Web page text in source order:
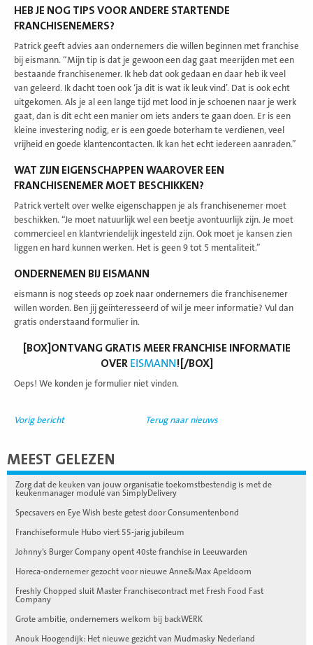
HEB JE NOG TIPS VOOR ANDERE STARTENDE
FRANCHISENEMERS?
Patrick geeft advies aan ondernemers die willen beginnen met franchise
bij eismann. “Mijn tip is dat je gewoon een dag gaat meerijden met een
bestaande franchisenemer. Ik heb dat ook gedaan en daar heb ik veel
van geleerd. Ik dacht toen ook ‘ja dit is wat ik leuk vind’. Dat is ook echt
uitgekomen. Als je al een lange tijd met lood in je schoenen naar je werk
gaat, dan is dit echt een manier om iets anders te gaan doen. Er is een
kleine investering nodig, er is een goede boterham te verdienen, veel
vrijheid en goede klantencontacten. Ik kan het echt iedereen aanraden.”
WAT ZIJN EIGENSCHAPPEN WAAROVER EEN
FRANCHISENEMER MOET BESCHIKKEN?
Patrick vertelt over welke eigenschappen je als franchisenemer moet
beschikken. “Je moet natuurlijk wel een beetje avontuurlijk zijn. Je moet
commercieel en klantvriendelijk ingesteld zijn. Ook moet je kansen zien
liggen en hard kunnen werken. Het is geen 9 tot 5 mentaliteit.”
ONDERNEMEN BIJ EISMANN
eismann is nog steeds op zoek naar ondernemers die franchisenemer
willen worden. Ben jij geïnteresseerd of wil je meer informatie? Vul dan
gratis onderstaand formulier in.
[BOX]ONTVANG GRATIS MEER FRANCHISE INFORMATIE
OVER EISMANN![/BOX]
Oeps! We konden je formulier niet vinden.
Vorig bericht Terug naar nieuws
MEEST GELEZEN
Zorg dat de keuken van jouw organisatie toekomstbestendig is met de
keukenmanager module van SimplyDelivery
Specsavers en Eye Wish beste getest door Consumentenbond
Franchiseformule Hubo viert 55-jarig jubileum
Johnny’s Burger Company opent 40ste franchise in Leeuwarden
Horeca-ondernemer gezocht voor nieuwe Anne&Max Apeldoorn
Freshly Chopped sluit Master Franchisecontract met Fresh Food Fast
Company
Grote ambitie, ondernemers welkom bij backWERK
Anouk Hoogendijk: Het nieuwe gezicht van Mudmasky Nederland